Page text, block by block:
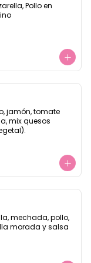
Pollo en
jamón, tomate
mix quesos
mechada, pollo,
morada y salsa